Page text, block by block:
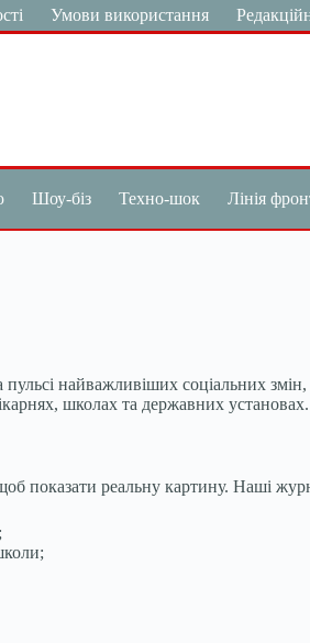
Умови використання
Шоу-біз Техно-шок Лінія
найважливіших соціальних
школах та державних установах.
показати реальну картину. Наші